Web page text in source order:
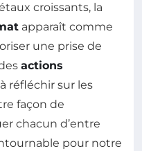
croissants, la
apparaît comme
une prise de
actions
réfléchir sur les
façon de
chacun d’entre
pour notre